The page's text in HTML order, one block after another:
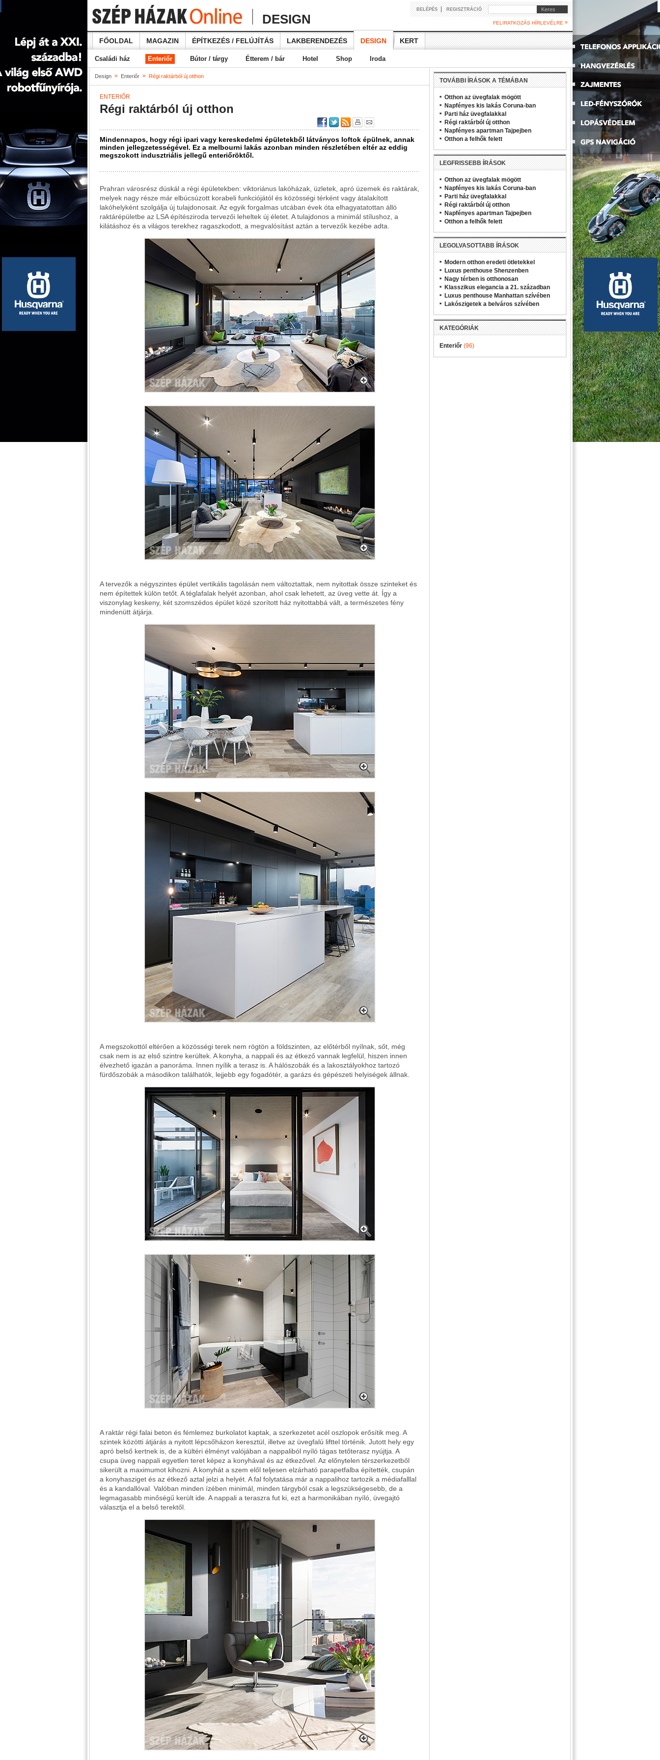
DESIGN
BELÉPÉS| REGISZTRÁCIÓ Keres
FELIRATKOZÁS HÍRLEVÉLRE »
FŐOLDAL MAGAZIN ÉPÍTKEZÉS / FELÚJÍTÁS LAKBERENDEZÉS DESIGN KERT
Családi ház Enteriőr Bútor / tárgy Étterem / bár Hotel Shop Iroda
Design » Enteriőr » Régi raktárból új otthon
ENTERIŐR
Régi raktárból új otthon
Mindennapos, hogy régi ipari vagy kereskedelmi épületekből látványos loftok épülnek, annak
minden jellegzetességével. Ez a melbourni lakás azonban minden részletében eltér az eddig
megszokott indusztriális jellegű enteriőröktől.
Prahran városrész dúskál a régi épületekben: viktoriánus lakóházak, üzletek, apró üzemek és raktárak,
melyek nagy része már elbúcsúzott korabeli funkciójától és közösségi térként vagy átalakított
lakóhelyként szolgálja új tulajdonosait. Az egyik forgalmas utcában évek óta elhagyatatottan álló
raktárépületbe az LSA építésziroda tervezői leheltek új életet. A tulajdonos a minimál stílushoz, a
kilátáshoz és a világos terekhez ragaszkodott, a megvalósítást aztán a tervezők kezébe adta.
A tervezők a négyszintes épület vertikális tagolásán nem változtattak, nem nyitottak össze szinteket és
nem építettek külön tetőt. A téglafalak helyét azonban, ahol csak lehetett, az üveg vette át. Így a
viszonylag keskeny, két szomszédos épület közé szorított ház nyitottabbá vált, a természetes fény
mindenütt átjárja.
A megszokottól eltérően a közösségi terek nem rögtön a földszinten, az előtérből nyílnak, sőt, még
csak nem is az első szintre kerültek. A konyha, a nappali és az étkező vannak legfelül, hiszen innen
élvezhető igazán a panoráma. Innen nyílik a terasz is. A hálószobák és a lakosztályokhoz tartozó
fürdőszobák a másodikon találhatók, lejjebb egy fogadótér, a garázs és gépészeti helyiségek állnak.
A raktár régi falai beton és fémlemez burkolatot kaptak, a szerkezetet acél oszlopok erősítik meg. A
szintek közötti átjárás a nyitott lépcsőházon keresztül, illetve az üvegfalú lifttel történik. Jutott hely egy
apró belső kertnek is, de a kültéri élményt valójában a nappaliból nyíló tágas tetőterasz nyújtja. A
csupa üveg nappali egyetlen teret képez a konyhával és az étkezővel. Az előnytelen térszerkezetből
sikerült a maximumot kihozni. A konyhát a szem elől teljesen elzárható parapetfalba építették, csupán
a konyhasziget és az étkező aztal jelzi a helyét. A fal folytatása már a nappalihoz tartozik a médiafalllal
és a kandallóval. Valóban minden ízében minimál, minden tárgyból csak a legszükségesebb, de a
legmagasabb minőségű került ide. A nappali a teraszra fut ki, ezt a harmonikában nyíló, üvegajtó
választja el a belső terektől.
TOVÁBBI ÍRÁSOK A TÉMÁBAN
Otthon az üvegfalak mögött
Napfényes kis lakás Coruna-ban
Parti ház üvegfalakkal
Régi raktárból új otthon
Napfényes apartman Tajpejben
Otthon a felhők felett
LEGFRISSEBB ÍRÁSOK
Otthon az üvegfalak mögött
Napfényes kis lakás Coruna-ban
Parti ház üvegfalakkal
Régi raktárból új otthon
Napfényes apartman Tajpejben
Otthon a felhők felett
LEGOLVASOTTABB ÍRÁSOK
Modern otthon eredeti ötletekkel
Luxus penthouse Shenzenben
Nagy térben is otthonosan
Klasszikus elegancia a 21. században
Luxus penthouse Manhattan szívében
Lakószigetek a belváros szívében
KATEGÓRIÁK
Enteriőr (96)